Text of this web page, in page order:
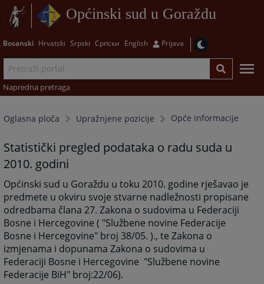
Općinski sud u Goraždu
Bosanski Hrvatski Srpski Српски English Prijava
Napredna pretraga
Oglasna ploča Upražnjene pozicije Opće informacije
Statistički pregled podataka o radu suda u
2010. godini
Općinski sud u Goraždu u toku 2010. godine rješavao je
predmete u okviru svoje stvarne nadležnosti propisane
odredbama člana 27. Zakona o sudovima u Federaciji
Bosne i Hercegovine ( "Službene novine Federacije
Bosne i Hercegovine" broj 38/05. )., te Zakona o
izmjenama i dopunama Zakona o sudovima u
Federaciji Bosne i Hercegovine "Službene novine
Federacije BiH" broj:22/06).